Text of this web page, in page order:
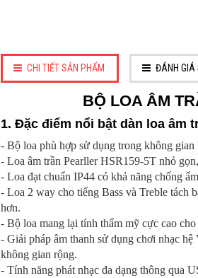
CHI TIẾT SẢN PHẨM ĐÁNH GIÁ
BỘ LOA ÂM
1. Đặc điểm nổi bật dàn loa âm
- Bộ loa phù hợp sử dụng trong không gian
- Loa âm trần Pearller HSR159-5T nhỏ
- Loa đạt chuẩn IP44 có khả năng chống
- Loa 2 way cho tiếng Bass và Treble tách
hơn.
- Bộ loa mang lại tính thẩm mỹ cực cao
- Giải pháp âm thanh sử dụng chơi nhạc
không gian rộng.
- Tính năng phát nhạc đa dạng thông qua